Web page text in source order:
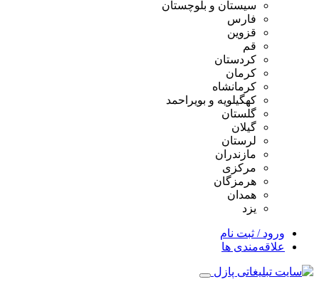
سیستان و بلوچستان
فارس
قزوین
قم
کردستان
کرمان
کرمانشاه
کهگیلویه و بویراحمد
گلستان
گیلان
لرستان
مازندران
مرکزی
هرمزگان
همدان
یزد
ورود / ثبت نام
علاقه‌مندی ها